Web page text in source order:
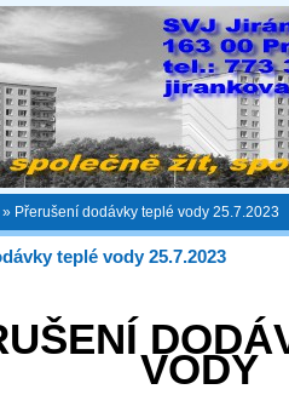
» Přerušení dodávky teplé vody 25.7.2023
teplé vody 25.7.2023
VODY